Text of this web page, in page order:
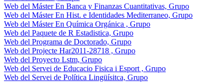
Web del Máster En Banca y Finanzas Cuantitativas, Grupo
Web del Máster En Hist. e Identidades Mediterraneo, Grupo
Web del Máster En Química Orgánica , Grupo
Web del Paquete de R Estadistica, Grupo
Web del Programa de Doctorado, Grupo
Web del Projecte Har2011-28718 , Grupo
Web del Proyecto Lstm, Grupo
Web del Servei de Educacio Fisica i Esport , Grupo
Web del Servei de Política Lingüísitca, Grupo